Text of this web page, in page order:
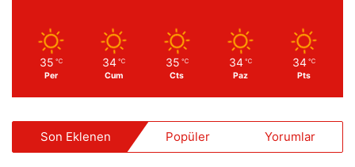
35 ℃
Per
34 ℃
Cum
35 ℃
Cts
34 ℃
Paz
34 ℃
Pts
Son Eklenen Popüler Yorumlar